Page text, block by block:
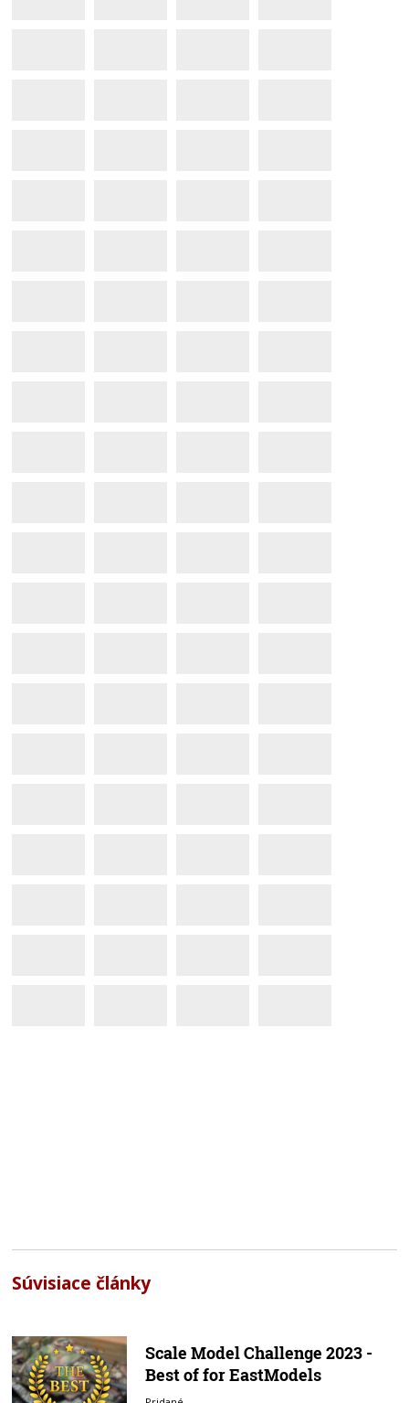
Súvisiace články
Scale Model Challenge 2023 -
Best of for EastModels